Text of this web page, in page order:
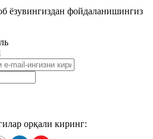
ёзувингиздан фойдаланишингиз
орқали киринг: